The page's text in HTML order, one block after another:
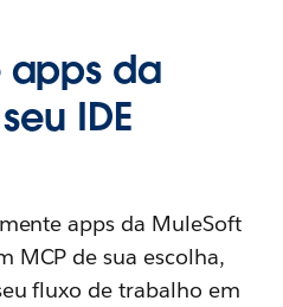
apps da
IDE
apps da MuleSoft
MCP de sua escolha,
fluxo de trabalho em